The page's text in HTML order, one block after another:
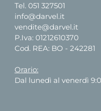
Tel. 051 327501
info@darvel.it
vendite@darvel.it
P.Iva: 01212610370
Cod. REA: BO - 242281
Orario:
Dal lunedì al venerdì